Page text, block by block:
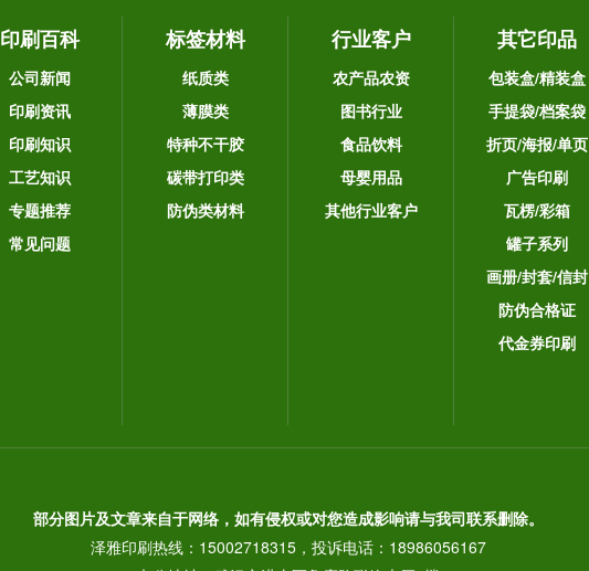
印刷百科
公司新闻
印刷资讯
印刷知识
工艺知识
专题推荐
常见问题
标签材料
纸质类
薄膜类
特种不干胶
碳带打印类
防伪类材料
行业客户
农产品农资
图书行业
食品饮料
母婴用品
其他行业客户
其它印品
包装盒/精装盒
手提袋/档案袋
折页/海报/单页
广告印刷
瓦楞/彩箱
罐子系列
画册/封套/信封
防伪合格证
代金券印刷
部分图片及文章来自于网络，如有侵权或对您造成影响请与我司联系删除。
泽雅印刷热线：15002718315，投诉电话：18986056167